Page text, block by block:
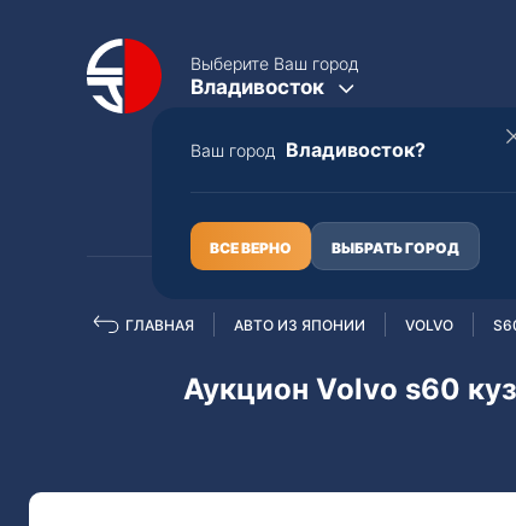
Выберите Ваш город
Владивосток
Ваш город Владивосток?
ВСЕ ВЕРНО ВЫБРАТЬ ГОРОД
Полная пошлина
Nissan
ГЛАВНАЯ АВТО ИЗ ЯПОНИИ VOLVO
Аукцион Volvo s60